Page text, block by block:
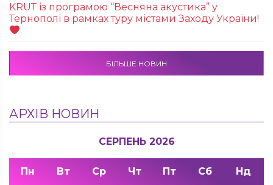
KRUТ із програмою “Весняна акустика” у
Тернополі в рамках туру містами Заходу України!
БІЛЬШЕ НОВИН
АРХІВ НОВИН
СЕРПЕНЬ 2026
Пн Вт Ср Чт Пт Сб Нд